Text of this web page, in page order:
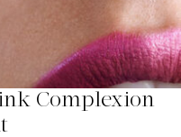
Complexion